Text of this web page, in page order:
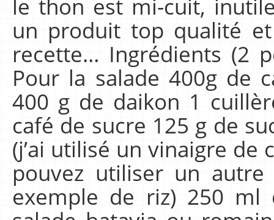
le thon est mi-cuit,
un produit top qualité
recette… Ingrédients (2
Pour la salade 400g de
400 g de daikon 1
café de sucre 125 g de
(j’ai utilisé un vinaigre de
pouvez utiliser un
exemple de riz) 250 ml